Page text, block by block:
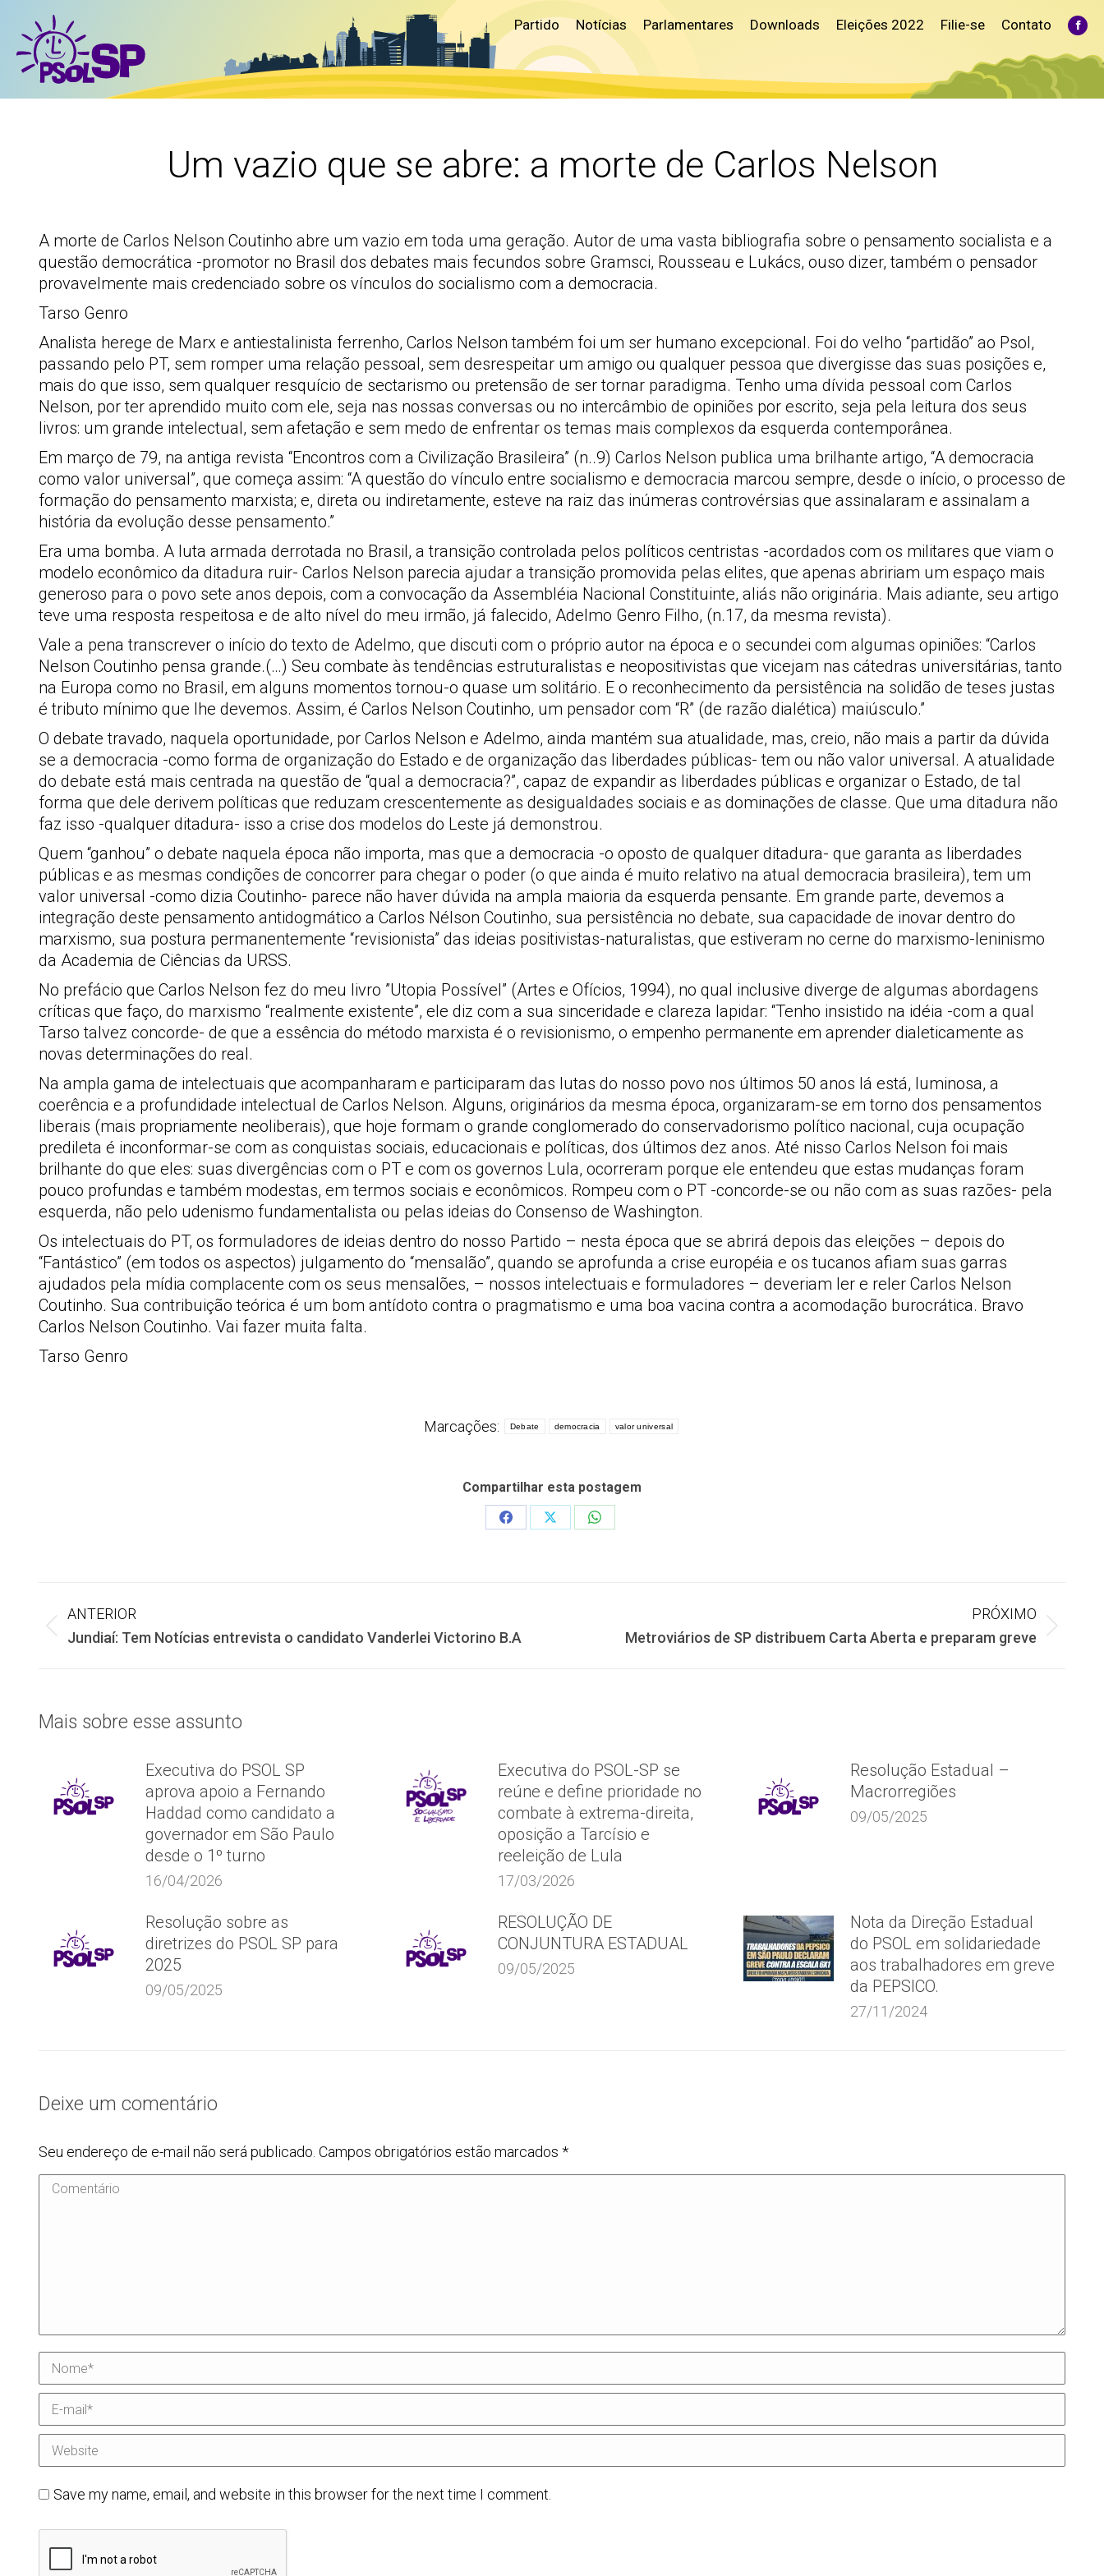
Partido Notícias Parlamentares Downloads Eleições 2022 Filie-se Contato
Um vazio que se abre: a morte de Carlos Nelson
A morte de Carlos Nelson Coutinho abre um vazio em toda uma geração. Autor de uma vasta bibliografia sobre o pensamento socialista e a
questão democrática -promotor no Brasil dos debates mais fecundos sobre Gramsci, Rousseau e Lukács, ouso dizer, também o pensador
provavelmente mais credenciado sobre os vínculos do socialismo com a democracia.
Tarso Genro
Analista herege de Marx e antiestalinista ferrenho, Carlos Nelson também foi um ser humano excepcional. Foi do velho “partidão” ao Psol,
passando pelo PT, sem romper uma relação pessoal, sem desrespeitar um amigo ou qualquer pessoa que divergisse das suas posições e,
mais do que isso, sem qualquer resquício de sectarismo ou pretensão de ser tornar paradigma. Tenho uma dívida pessoal com Carlos
Nelson, por ter aprendido muito com ele, seja nas nossas conversas ou no intercâmbio de opiniões por escrito, seja pela leitura dos seus
livros: um grande intelectual, sem afetação e sem medo de enfrentar os temas mais complexos da esquerda contemporânea.
Em março de 79, na antiga revista “Encontros com a Civilização Brasileira” (n..9) Carlos Nelson publica uma brilhante artigo, “A democracia
como valor universal”, que começa assim: “A questão do vínculo entre socialismo e democracia marcou sempre, desde o início, o processo de
formação do pensamento marxista; e, direta ou indiretamente, esteve na raiz das inúmeras controvérsias que assinalaram e assinalam a
história da evolução desse pensamento.”
Era uma bomba. A luta armada derrotada no Brasil, a transição controlada pelos políticos centristas -acordados com os militares que viam o
modelo econômico da ditadura ruir- Carlos Nelson parecia ajudar a transição promovida pelas elites, que apenas abririam um espaço mais
generoso para o povo sete anos depois, com a convocação da Assembléia Nacional Constituinte, aliás não originária. Mais adiante, seu artigo
teve uma resposta respeitosa e de alto nível do meu irmão, já falecido, Adelmo Genro Filho, (n.17, da mesma revista).
Vale a pena transcrever o início do texto de Adelmo, que discuti com o próprio autor na época e o secundei com algumas opiniões: “Carlos
Nelson Coutinho pensa grande.(…) Seu combate às tendências estruturalistas e neopositivistas que vicejam nas cátedras universitárias, tanto
na Europa como no Brasil, em alguns momentos tornou-o quase um solitário. E o reconhecimento da persistência na solidão de teses justas
é tributo mínimo que lhe devemos. Assim, é Carlos Nelson Coutinho, um pensador com “R” (de razão dialética) maiúsculo.”
O debate travado, naquela oportunidade, por Carlos Nelson e Adelmo, ainda mantém sua atualidade, mas, creio, não mais a partir da dúvida
se a democracia -como forma de organização do Estado e de organização das liberdades públicas- tem ou não valor universal. A atualidade
do debate está mais centrada na questão de “qual a democracia?”, capaz de expandir as liberdades públicas e organizar o Estado, de tal
forma que dele derivem políticas que reduzam crescentemente as desigualdades sociais e as dominações de classe. Que uma ditadura não
faz isso -qualquer ditadura- isso a crise dos modelos do Leste já demonstrou.
Quem “ganhou” o debate naquela época não importa, mas que a democracia -o oposto de qualquer ditadura- que garanta as liberdades
públicas e as mesmas condições de concorrer para chegar o poder (o que ainda é muito relativo na atual democracia brasileira), tem um
valor universal -como dizia Coutinho- parece não haver dúvida na ampla maioria da esquerda pensante. Em grande parte, devemos a
integração deste pensamento antidogmático a Carlos Nélson Coutinho, sua persistência no debate, sua capacidade de inovar dentro do
marxismo, sua postura permanentemente “revisionista” das ideias positivistas-naturalistas, que estiveram no cerne do marxismo-leninismo
da Academia de Ciências da URSS.
No prefácio que Carlos Nelson fez do meu livro ”Utopia Possível” (Artes e Ofícios, 1994), no qual inclusive diverge de algumas abordagens
críticas que faço, do marxismo “realmente existente”, ele diz com a sua sinceridade e clareza lapidar: “Tenho insistido na idéia -com a qual
Tarso talvez concorde- de que a essência do método marxista é o revisionismo, o empenho permanente em aprender dialeticamente as
novas determinações do real.
Na ampla gama de intelectuais que acompanharam e participaram das lutas do nosso povo nos últimos 50 anos lá está, luminosa, a
coerência e a profundidade intelectual de Carlos Nelson. Alguns, originários da mesma época, organizaram-se em torno dos pensamentos
liberais (mais propriamente neoliberais), que hoje formam o grande conglomerado do conservadorismo político nacional, cuja ocupação
predileta é inconformar-se com as conquistas sociais, educacionais e políticas, dos últimos dez anos. Até nisso Carlos Nelson foi mais
brilhante do que eles: suas divergências com o PT e com os governos Lula, ocorreram porque ele entendeu que estas mudanças foram
pouco profundas e também modestas, em termos sociais e econômicos. Rompeu com o PT -concorde-se ou não com as suas razões- pela
esquerda, não pelo udenismo fundamentalista ou pelas ideias do Consenso de Washington.
Os intelectuais do PT, os formuladores de ideias dentro do nosso Partido – nesta época que se abrirá depois das eleições – depois do
“Fantástico” (em todos os aspectos) julgamento do “mensalão”, quando se aprofunda a crise européia e os tucanos afiam suas garras
ajudados pela mídia complacente com os seus mensalões, – nossos intelectuais e formuladores – deveriam ler e reler Carlos Nelson
Coutinho. Sua contribuição teórica é um bom antídoto contra o pragmatismo e uma boa vacina contra a acomodação burocrática. Bravo
Carlos Nelson Coutinho. Vai fazer muita falta.
Tarso Genro
Marcações: Debate democracia valor universal
Compartilhar esta postagem
Share
Share
Share
Navegação
de
post:
ANTERIOR
Post
Jundiaí: Tem Notícias entrevista o candidato Vanderlei Victorino B.A
PRÓXIMO
PróximoMetroviários de SP distribuem Carta Aberta e preparam greve
Mais sobre esse assunto
Executiva do PSOL SP
aprova apoio a Fernando
Haddad como candidato a
governador em São Paulo
desde o 1º turno
16/04/2026
Executiva do PSOL-SP se
reúne e define prioridade no
combate à extrema-direita,
oposição a Tarcísio e
reeleição de Lula
17/03/2026
Resolução Estadual –
Macrorregiões
09/05/2025
Resolução sobre as
diretrizes do PSOL SP para
2025
09/05/2025
RESOLUÇÃO DE
CONJUNTURA ESTADUAL
09/05/2025
Nota da Direção Estadual
do PSOL em solidariedade
aos trabalhadores em greve
da PEPSICO.
27/11/2024
Deixe um comentário
Seu endereço de e-mail não será publicado. Campos obrigatórios estão marcados *
Comentário
Nome *
E-mail *
Website
Save my name, email, and website in this browser for the next time I comment.